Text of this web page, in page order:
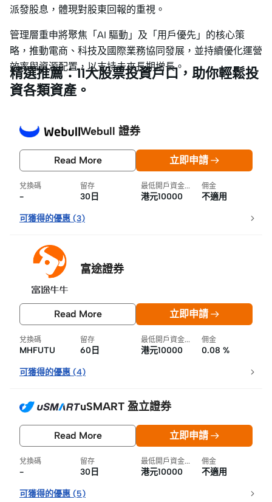
派發股息，體現對股東回報的重視。
管理層重申將聚焦「AI 驅動」及「用戶優先」的核心策
略，推動電商、科技及國際業務協同發展，並持續優化運營
效率與資源配置，以支持未來長期增長。
精選推薦：11大股票投資戶口，助你輕鬆投
資各類資產。
Webull 證券
Read More 立即申請
兌換碼
-
留存
30日
最低開戶資金要求
港元10000
佣金
不適用
可獲得的優惠 (3)
富途證券
Read More 立即申請
兌換碼
MHFUTU
留存
60日
最低開戶資金要求
港元10000
佣金
0.08 %
可獲得的優惠 (4)
uSMART 盈立證券
Read More 立即申請
兌換碼
-
留存
30日
最低開戶資金要求
港元10000
佣金
不適用
可獲得的優惠 (5)